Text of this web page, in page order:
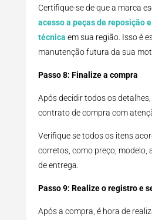
Certifique-se de que a marca
acesso a peças de reposição
técnica em sua região. Isso é
manutenção futura da sua
Passo 8: Finalize a compra
Após decidir todos os
contrato de compra com
Verifique se todos os itens
corretos, como preço, modelo,
de entrega.
Passo 9: Realize o registro e
Após a compra, é hora de